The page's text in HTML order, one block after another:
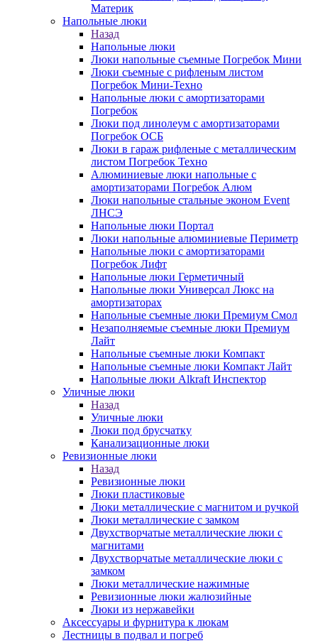
Материк
Напольные люки
Назад
Напольные люки
Люки напольные съемные Погребок Мини
Люки съемные с рифленым листом
Погребок Мини-Техно
Напольные люки с амортизаторами
Погребок
Люки под линолеум с амортизаторами
Погребок ОСБ
Люки в гараж рифленые с металлическим
листом Погребок Техно
Алюминиевые люки напольные с
амортизаторами Погребок Алюм
Люки напольные стальные эконом Event
ЛНСЭ
Напольные люки Портал
Люки напольные алюминиевые Периметр
Напольные люки с амортизаторами
Погребок Лифт
Напольные люки Герметичный
Напольные люки Универсал Люкс на
амортизаторах
Напольные съемные люки Премиум Смол
Незаполняемые съемные люки Премиум
Лайт
Напольные съемные люки Компакт
Напольные съемные люки Компакт Лайт
Напольные люки Alkraft Инспектор
Уличные люки
Назад
Уличные люки
Люки под брусчатку
Канализационные люки
Ревизионные люки
Назад
Ревизионные люки
Люки пластиковые
Люки металлические с магнитом и ручкой
Люки металлические с замком
Двухстворчатые металлические люки с
магнитами
Двухстворчатые металлические люки с
замком
Люки металлические нажимные
Ревизионные люки жалюзийные
Люки из нержавейки
Аксессуары и фурнитура к люкам
Лестницы в подвал и погреб